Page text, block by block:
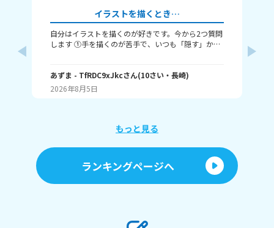
イラストを描くとき…
自分はイラストを描くのが好きです。今から2つ質問
します ①手を描くのが苦手で、いつも「隠す」か
つも立ち絵ばかり描いていて、それ以外は全く描け
ません。とうしたらいいですか？
あずま - TfRDC9xJkcさん(10さい・ 長崎)
2026年8月5日
もっと見る
ランキングページへ